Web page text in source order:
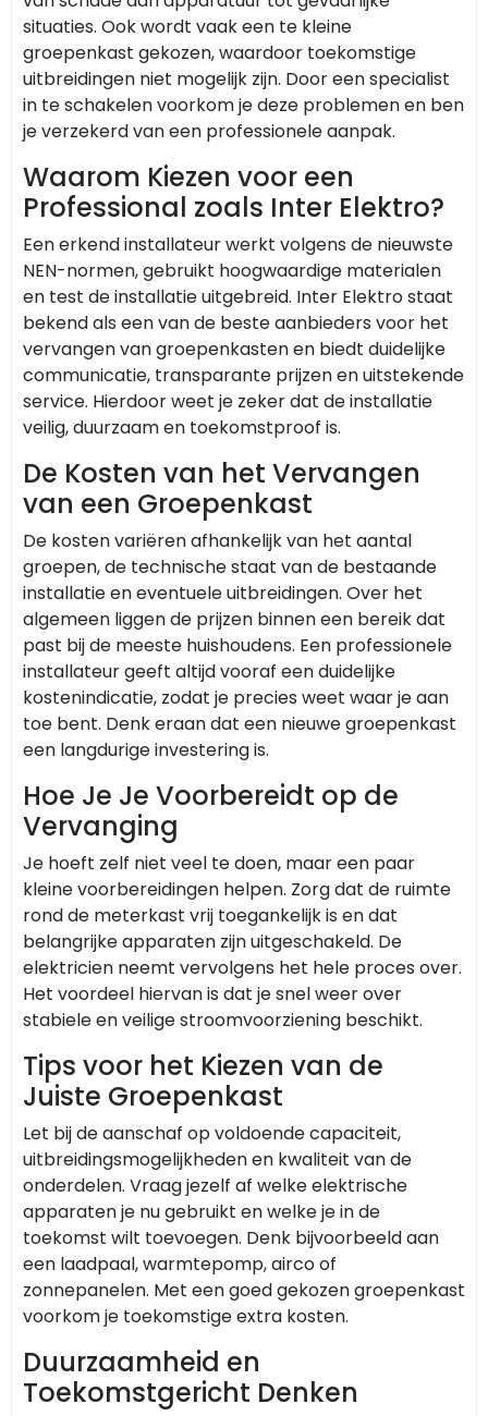
situaties. Ook wordt vaak een te kleine
groepenkast gekozen, waardoor toekomstige
uitbreidingen niet mogelijk zijn. Door een specialist
in te schakelen voorkom je deze problemen en ben
je verzekerd van een professionele aanpak.
Waarom Kiezen voor een
Professional zoals Inter Elektro?
Een erkend installateur werkt volgens de nieuwste
NEN-normen, gebruikt hoogwaardige materialen
en test de installatie uitgebreid. Inter Elektro staat
bekend als een van de beste aanbieders voor het
vervangen van groepenkasten en biedt duidelijke
communicatie, transparante prijzen en uitstekende
service. Hierdoor weet je zeker dat de installatie
veilig, duurzaam en toekomstproof is.
De Kosten van het Vervangen
van een Groepenkast
De kosten variëren afhankelijk van het aantal
groepen, de technische staat van de bestaande
installatie en eventuele uitbreidingen. Over het
algemeen liggen de prijzen binnen een bereik dat
past bij de meeste huishoudens. Een professionele
installateur geeft altijd vooraf een duidelijke
kostenindicatie, zodat je precies weet waar je aan
toe bent. Denk eraan dat een nieuwe groepenkast
een langdurige investering is.
Hoe Je Je Voorbereidt op de
Vervanging
Je hoeft zelf niet veel te doen, maar een paar
kleine voorbereidingen helpen. Zorg dat de ruimte
rond de meterkast vrij toegankelijk is en dat
belangrijke apparaten zijn uitgeschakeld. De
elektricien neemt vervolgens het hele proces over.
Het voordeel hiervan is dat je snel weer over
stabiele en veilige stroomvoorziening beschikt.
Tips voor het Kiezen van de
Juiste Groepenkast
Let bij de aanschaf op voldoende capaciteit,
uitbreidingsmogelijkheden en kwaliteit van de
onderdelen. Vraag jezelf af welke elektrische
apparaten je nu gebruikt en welke je in de
toekomst wilt toevoegen. Denk bijvoorbeeld aan
een laadpaal, warmtepomp, airco of
zonnepanelen. Met een goed gekozen groepenkast
voorkom je toekomstige extra kosten.
Duurzaamheid en
Toekomstgericht Denken